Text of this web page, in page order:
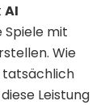
AI
Spiele mit
Wie
tatsächlich
Leistung